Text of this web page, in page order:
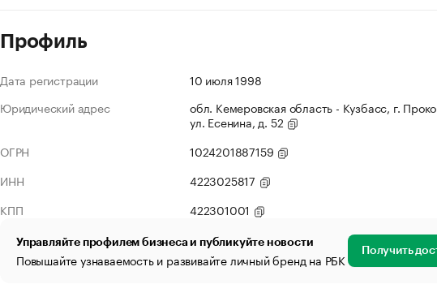
Профиль
Дата регистрации
10 июля 1998
Юридический адрес
обл. Кемеровская область - Кузбасс, г.
ул. Есенина, д. 52
ОГРН
1024201887159
ИНН
4223025817
КПП
422301001
Управляйте профилем бизнеса и публикуйте новости
Повышайте узнаваемость и развивайте личный бренд на РБК Получить